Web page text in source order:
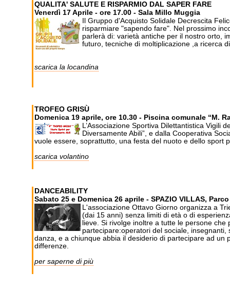
QUALITA' SALUTE E RISPARMIO DAL SAPER FARE
Venerdì 17 Aprile - ore 17.00 - Sala Millo Muggia
Il Gruppo d'Acquisto Solidale Decrescita
risparmiare "sapendo fare". Nel prossimo
parlerà di: varietà antiche per il nostro orto,
futuro, tecniche di moltiplicazione ,a ricerca
scarica la locandina
TROFEO GRISÙ
Domenica 19 aprile, ore 10.30 - Piscina comunale “M.
L’Associazione Sportiva Dilettantistica Vigili
Diversamente Abili”, e dalla Cooperativa
vuole essere, soprattutto, una festa del nuoto e dello sport
scarica volantino
DANCEABILITY
Sabato 25 e Domenica 26 aprile - SPAZIO VILLAS,
L'associazione Ottavo Giorno organizza a
(dai 15 anni) senza limiti di età o di
lieve. Si rivolge inoltre a tutte le persone
partecipare:operatori del sociale,
danza, e a chiunque abbia il desiderio di partecipare ad
differenze.
per saperne di più